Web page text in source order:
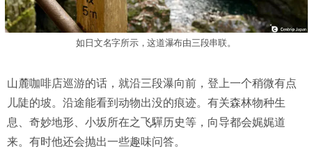
如日文名字所示，这道瀑布由三段串联。
山麓咖啡店巡游的话，就沿三段瀑向前，登上一个稍微有点
儿陡的坡。沿途能看到动物出没的痕迹。有关森林物种生
息、奇妙地形、小坂所在之飞驒历史等，向导都会娓娓道
来。有时他还会抛出一些趣味问答。